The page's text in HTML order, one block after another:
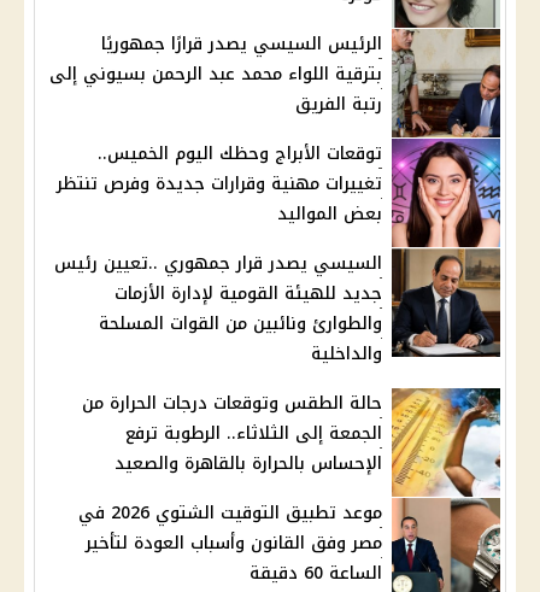
الرئيس السيسي يصدر قرارًا جمهوريًا
بترقية اللواء محمد عبد الرحمن بسيوني إلى
رتبة الفريق
توقعات الأبراج وحظك اليوم الخميس..
تغييرات مهنية وقرارات جديدة وفرص تنتظر
بعض المواليد
السيسي يصدر قرار جمهوري ..تعيين رئيس
جديد للهيئة القومية لإدارة الأزمات
والطوارئ ونائبين من القوات المسلحة
والداخلية
حالة الطقس وتوقعات درجات الحرارة من
الجمعة إلى الثلاثاء.. الرطوبة ترفع
الإحساس بالحرارة بالقاهرة والصعيد
موعد تطبيق التوقيت الشتوي 2026 في
مصر وفق القانون وأسباب العودة لتأخير
الساعة 60 دقيقة